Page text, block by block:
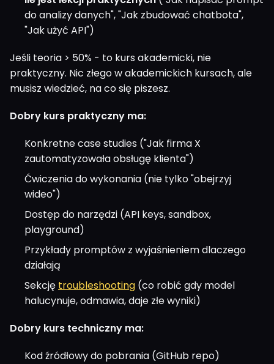
do analizy danych", "Jak zbudować chatbota",
"Jak użyć API")
Jeśli teoria > 50% - to kurs akademicki, nie
praktyczny. Nic złego w akademickich kursach, ale
musisz wiedzieć, na co się piszesz.
Dobry kurs praktyczny ma:
Konkretne case studies ("Jak firma X
zautomatyzowała obsługę klienta")
Ćwiczenia do wykonania (nie tylko "obejrzyj
wideo")
Dostęp do narzędzi (API keys, sandbox,
playground)
Przykłady promptów z wyjaśnieniem dlaczego
działają
Sekcję troubleshooting (co robić gdy model
halucynuje, odmawia, daje złe wyniki)
Dobry kurs techniczny ma:
Kod źródłowy do pobrania (GitHub repo)